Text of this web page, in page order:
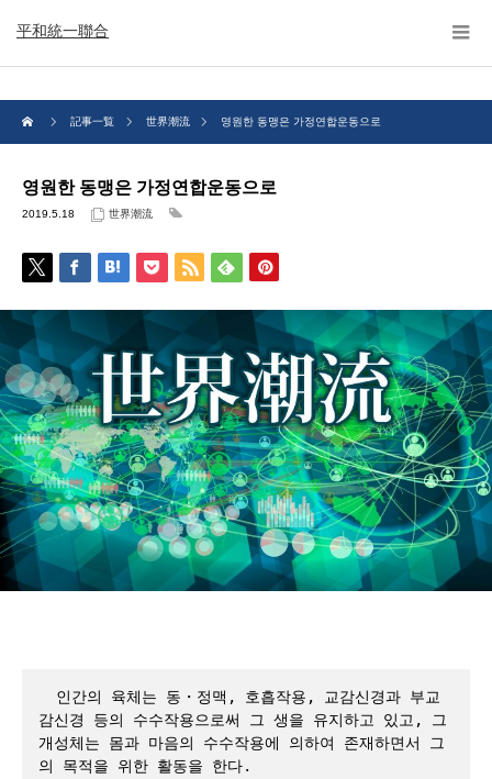
平和統一聯合
記事一覧 世界潮流 영원한 동맹은 가정연합운동으로
영원한 동맹은 가정연합운동으로
2019.5.18 世界潮流
감신경 등의 수수작용으로써 그 생을 유지하고 있고, 그
개성체는 몸과 마음의 수수작용에 의하여 존재하면서 그
의 목적을 위한 활동을 한다.